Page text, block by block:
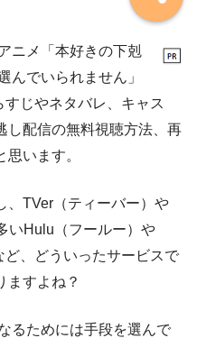
ニメ「本好きの下剋
んでいられません」
じやネタバレ、キャス
し配信の無料視聴方法、再
います。
、TVer（ティーバー）や
いHulu（フールー）や
、どういったサービスで
ますよね？
るためには手段を選んで